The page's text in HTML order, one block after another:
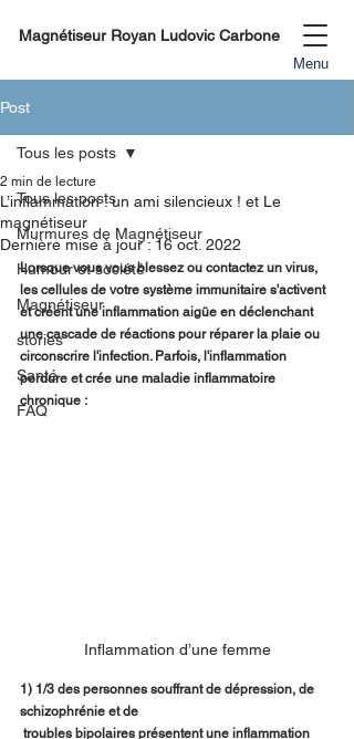
Magnétiseur Royan Ludovic Carbone
Menu
Post
Tous les posts
Murmures de Magnétiseur
Humour et société
Magnétiseur
stories
Santé
FAQ
Tous les posts
L’inflammation : un ami silencieux ! et Le
magnétiseur
2 min de lecture
Dernière mise à jour :16 oct. 2022
Lorsque vous vous blessez ou contactez un virus,
les cellules de votre système immunitaire s'activent
et créent une inflammation aigüe en déclenchant
une cascade de réactions pour réparer la plaie ou
circonscrire l'infection. Parfois, l'inflammation
perdure et crée une maladie inflammatoire
chronique :
Inflammation d’une femme
1) 1/3 des personnes souffrant de dépression, de
schizophrénie et de